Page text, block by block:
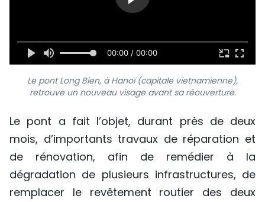
00:00 / 00:00
Le pont Long Bien, à Hanoï (capitale vietnamienne),
retrouve un nouveau visage avant sa réouverture.
Le pont a fait l’objet, durant près de deux
mois, d’importants travaux de réparation et
de rénovation, afin de remédier à la
dégradation de plusieurs infrastructures, de
remplacer le revêtement routier des deux